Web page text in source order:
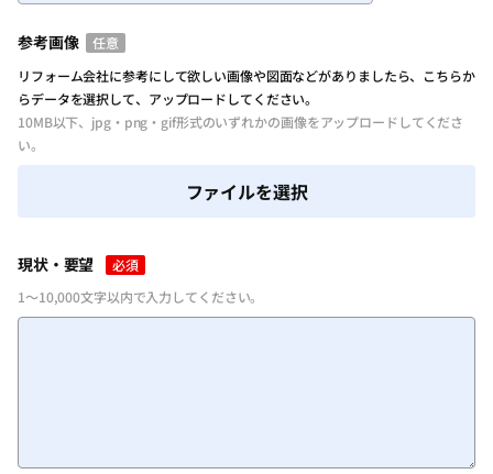
参考画像
任意
リフォーム会社に参考にして欲しい画像や図面などがありましたら、こちらか
らデータを選択して、アップロードしてください。
10MB以下、jpg・png・gif形式のいずれかの画像をアップロードしてくださ
い。
ファイルを選択
現状・要望
必須
1～10,000文字以内で入力してください。